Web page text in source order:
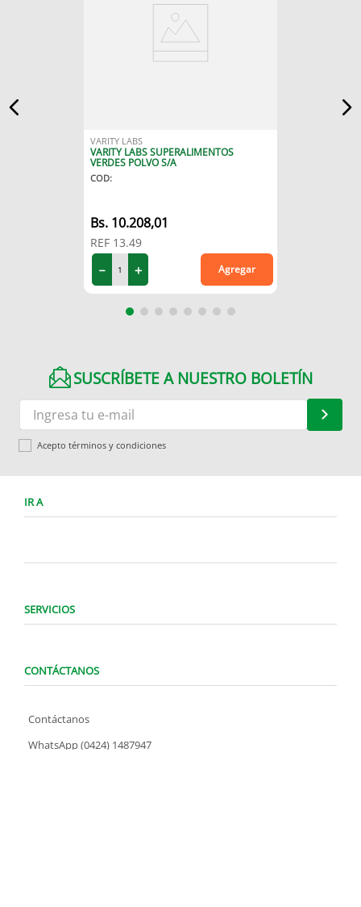
VARITY LABS
VARITY LABS SUPERALIMENTOS
VERDES POLVO S/A
COD:
10.208,01
REF 13.49
＋
－ Agregar
SUSCRÍBETE A NUESTRO BOLETÍN
Acepto términos y condiciones
IR A
SERVICIOS
CONTÁCTANOS
Contáctanos
WhatsApp (0424) 1487947